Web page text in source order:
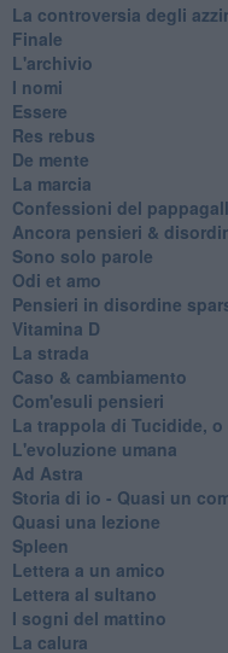
La controversia degli
Finale
L'archivio
I nomi
Essere
Res rebus
De mente
La marcia
Confessioni del
Ancora pensieri &
Sono solo parole
Odi et amo
Pensieri in disordine
Vitamina D
La strada
Caso & cambiamento
Com'esuli pensieri
La trappola di Tucidide, o
L'evoluzione umana
Ad Astra
Storia di io - Quasi un
Quasi una lezione
Spleen
Lettera a un amico
Lettera al sultano
I sogni del mattino
La calura